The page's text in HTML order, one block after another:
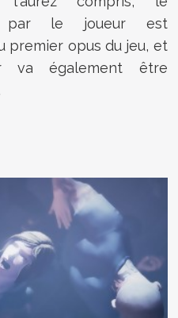
par le joueur est
premier opus du jeu, et
va également être